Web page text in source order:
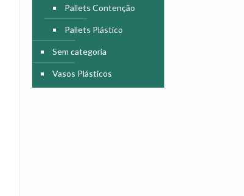
Pallets Contenção
Pallets Plástico
Sem categoria
Vasos Plásticos